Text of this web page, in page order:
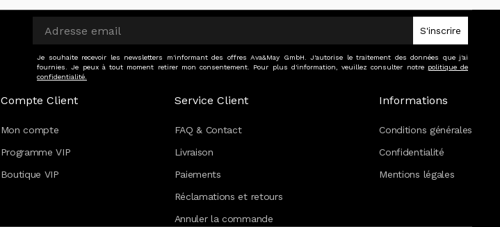
S'inscrire
Je souhaite recevoir les newsletters m'informant des offres Ava&May GmbH. J'autorise le traitement des données que j'ai
fournies. Je peux à tout moment retirer mon consentement. Pour plus d'information, veuillez consulter notre politique de
confidentialité.
Compte Client
Mon compte
Programme VIP
Boutique VIP
Service Client
FAQ & Contact
Livraison
Paiements
Réclamations et retours
Annuler la commande
Informations
Conditions générales
Confidentialité
Mentions légales